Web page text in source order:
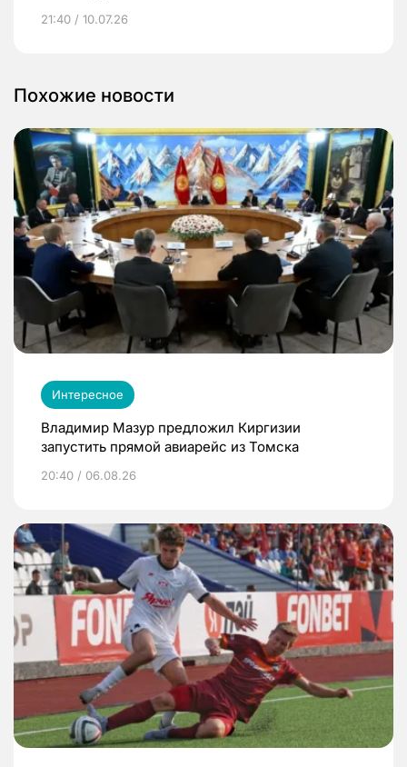
21:40 / 10.07.26
Похожие новости
Интересное
Владимир Мазур предложил Киргизии
запустить прямой авиарейс из Томска
20:40 / 06.08.26